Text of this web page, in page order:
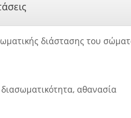
διάστασης του
αθανασία